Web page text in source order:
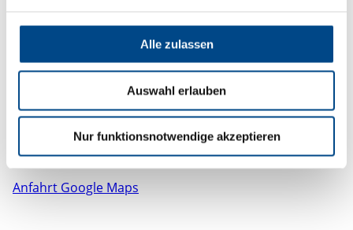
Alle zulassen
Auswahl erlauben
Nur funktionsnotwendige akzeptieren
Schweden
Tel. +46 8 621 05 02
info@key2compliance.com
Web:key2compliance.com
Anfahrt Google Maps